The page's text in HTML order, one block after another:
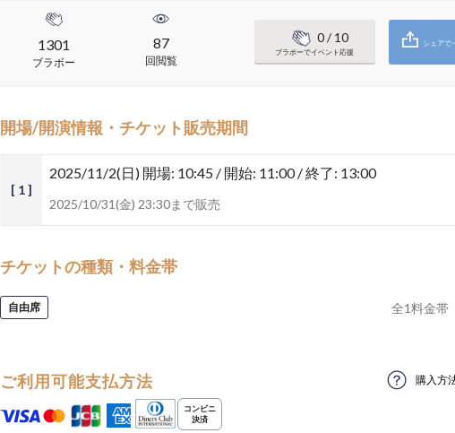
1301
ブラボー
87
回閲覧
0/ 10
ブラボーでイベント応援
シェアで
開場/開演情報・チケット販売期間
[ 1 ]
2025/11/2(日) 開場: 10:45 / 開始: 11:00 / 終了: 13:00
2025/10/31(金) 23:30まで販売
チケットの種類・料金帯
自由席 全1料金帯
ご利用可能支払方法 購入方